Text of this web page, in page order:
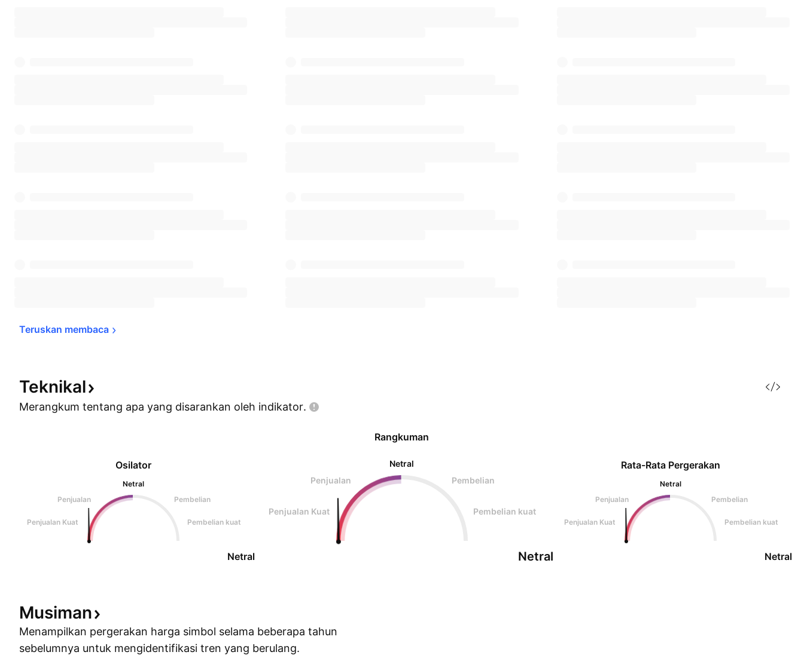
Teruskan membaca
Teknikal
Merangkum tentang apa yang disarankan oleh indikator.
Osilator
Netral
Penjualan
Pembelian
Penjualan Kuat Pembelian kuat
Netral
Rangkuman
Netral
Penjualan
Pembelian
Penjualan Kuat Pembelian kuat
Netral
Rata-Rata Pergerakan
Netral
Penjualan
Pembelian
Penjualan Kuat Pembelian kuat
Netral
Musiman
Menampilkan pergerakan harga simbol selama beberapa tahun
sebelumnya untuk mengidentifikasi tren yang berulang.